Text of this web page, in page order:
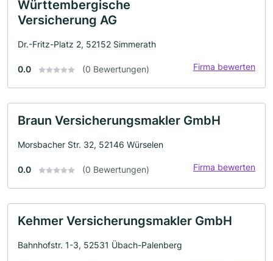
Württembergische
Versicherung AG
Dr.-Fritz-Platz 2, 52152 Simmerath
0.0 (0 Bewertungen) Firma bewerten
Braun Versicherungsmakler GmbH
Morsbacher Str. 32, 52146 Würselen
0.0 (0 Bewertungen) Firma bewerten
Kehmer Versicherungsmakler GmbH
Bahnhofstr. 1-3, 52531 Übach-Palenberg